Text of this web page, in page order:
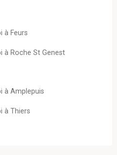
à Feurs
à Roche St Genest
à Amplepuis
à Thiers